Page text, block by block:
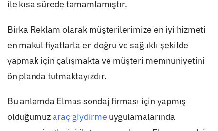
ile kısa sürede tamamlamıştır.
Birka Reklam olarak müşterilerimize en iyi hizmeti
en makul fiyatlarla en doğru ve sağlıklı şekilde
yapmak için çalışmakta ve müşteri memnuniyetini
ön planda tutmaktayızdır.
Bu anlamda Elmas sondaj firması için yapmış
olduğumuzaraç giydirme uygulamalarında